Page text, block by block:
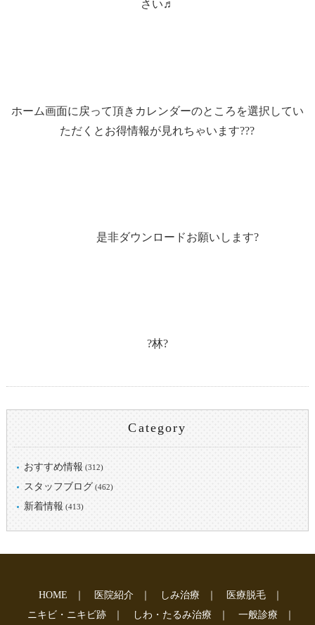
さい♬
ホーム画面に戻って頂きカレンダーのところを選択してい
ただくとお得情報が見れちゃいます???
是非ダウンロードお願いします?
?林?
Category
おすすめ情報 (312)
スタッフブログ (462)
新着情報 (413)
HOME 医院紹介 しみ治療 医療脱毛
ニキビ・ニキビ跡
しわ・たるみ治療 一般診療